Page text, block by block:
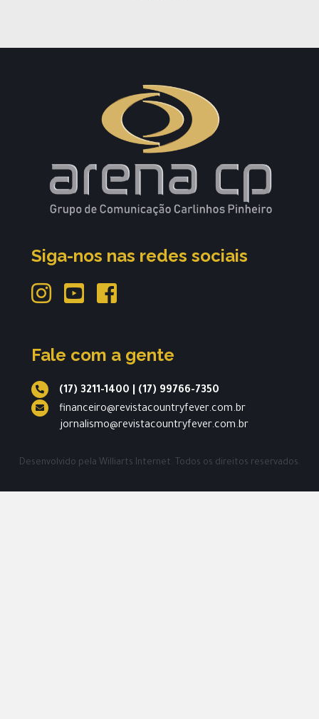
Siga-nos nas redes sociais
Fale com a gente
(17) 3211-1400
(17) 99766-7350
financeiro@revistacountryfever.com.br
jornalismo@revistacountryfever.com.br
Desenvolvido pela Williarts Internet. Todos os direitos reservados.